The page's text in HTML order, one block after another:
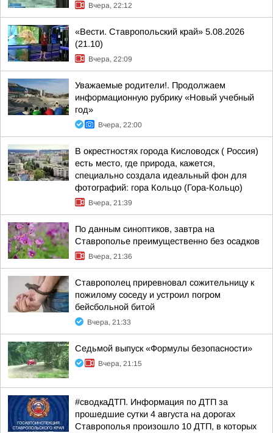
Вчера, 22:12
«Вести. Ставропольский край» 5.08.2026
(21.10)
Вчера, 22:09
Уважаемые родители!. Продолжаем
информационную рубрику «Новый учебный
год»
Вчера, 22:00
В окрестностях города Кисловодск ( Россия)
есть место, где природа, кажется,
специально создала идеальный фон для
фотографий: гора Кольцо (Гора-Кольцо)
Вчера, 21:39
По данным синоптиков, завтра на
Ставрополье преимущественно без осадков
Вчера, 21:36
Ставрополец приревновал сожительницу к
пожилому соседу и устроил погром
бейсбольной битой
Вчера, 21:33
Седьмой выпуск «Формулы безопасности»
Вчера, 21:15
#сводкаДТП. Информация по ДТП за
прошедшие сутки 4 августа на дорогах
Ставрополья произошло 10 ДТП, в которых